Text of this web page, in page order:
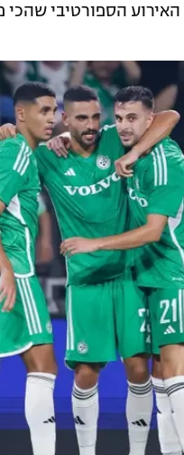
הספורטיבי שהכי